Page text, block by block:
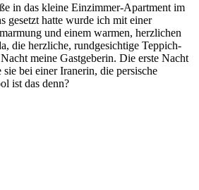
in das kleine Einzimmer-Apartment im
gesetzt hatte wurde ich mit einer
und einem warmen, herzlichen
die herzliche, rundgesichtige Teppich-
meine Gastgeberin. Die erste Nacht
bei einer Iranerin, die persische
ist das denn?